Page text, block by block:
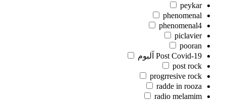
peykar
phenomenal
phenomenal4
piclavier
pooran
Post Covid-19 آلبوم
post rock
progrresive rock
radde in rooza
radio melamim